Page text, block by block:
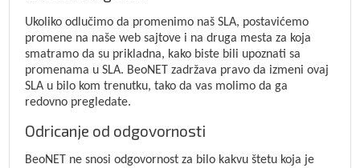
Ukoliko odlučimo da promenimo naš SLA, postavićemo
promene na naše web sajtove i na druga mesta za koja
smatramo da su prikladna, kako biste bili upoznati sa
promenama u SLA. BeoNET zadržava pravo da izmeni ovaj
SLA u bilo kom trenutku, tako da vas molimo da ga
redovno pregledate.
Odricanje od odgovornosti
BeoNET ne snosi odgovornost za bilo kakvu štetu koja je